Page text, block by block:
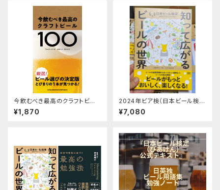
今飲むべき最高のクラフトビー
ル100
¥1,870
2024年ビア検（日本ビール検
定）対策用ニュース・テキスト改
訂点解説3本セット
¥7,080